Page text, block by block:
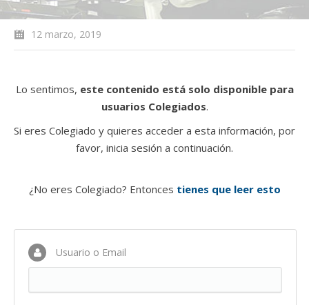
12 marzo, 2019
Lo sentimos, este contenido está solo disponible para
usuarios Colegiados.
Si eres Colegiado y quieres acceder a esta información, por
favor, inicia sesión a continuación.
¿No eres Colegiado? Entonces tienes que leer esto
Usuario o Email